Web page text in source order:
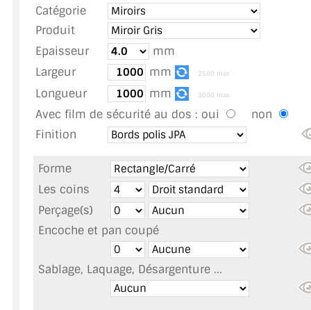
TOUS LES TARIFS AU M2
GUIDE : CHOIX PAR UTILISATION
INSPIRATIONS ET NOUVEAUTÉS
AMBIANCE LAITON BROSSÉ
MIROIR SUR MESURE
MIROIR VIEILLI
MIROIR DÉCORATIF DE COULEUR
LOTS DE MIROIRS EN MOZAÏQUE
Catégorie
Produit
Epaisseur
mm
Largeur
mm 2500 max
Longueur mm 3000 max
Avec film de sécurité au dos : oui
non
Finition
Forme
Les coins
Perçage(s)
Encoche et pan coupé
Sablage, Laquage, Désargenture ...